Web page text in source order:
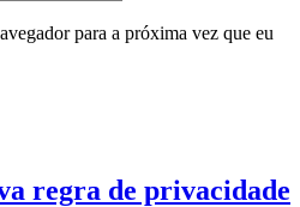
para a próxima vez que eu
regra de privacidade